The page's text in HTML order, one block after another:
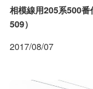
相模線用205系500
509）
2017/08/07